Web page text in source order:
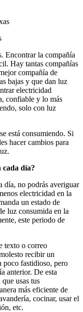
Encontrar la compañía
Hay tantas compañías
compañía de
bajas y que dan luz
electricidad
confiable y lo más
solo con luz
está consumiendo. Si
hacer cambios para
cada día?
día, no podrás averiguar
electricidad en la
un estado de
luz consumida en la
este periodo de
texto o correo
recibir un
poco fastidioso, pero
anterior. De esta
usas tus
más eficiente de
cocinar, usar el
etc.